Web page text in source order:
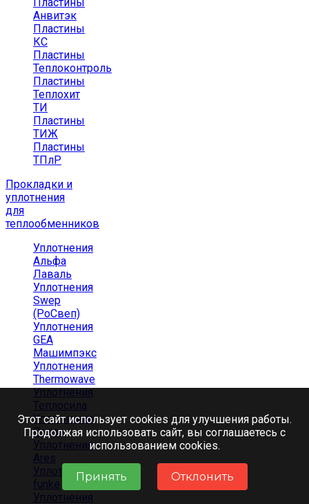
Этот сайт использует cookies для улучшения работы.
Продолжая использовать сайт, вы соглашаетесь с
использованием cookies.
Принять Отклонить
Анвитэк
Пластины
КС
Пластины
Теплоконтроль
Пластины
Теплохит
ТИ
Пластины
ТИЖ
Пластины
ТПлР
Прокладки и
уплотнения
для
теплообменников
Уплотнения
Альфа
Лаваль
Уплотнения
Swep
(РоСвеп)
Уплотнения
GEA
Машимпэкс
Уплотнения
Thermowave
Уплотнения
Теплосила
Уплотнения
Ридан
Уплотнения
Ares
Уплотнения
funke
Уплотнения